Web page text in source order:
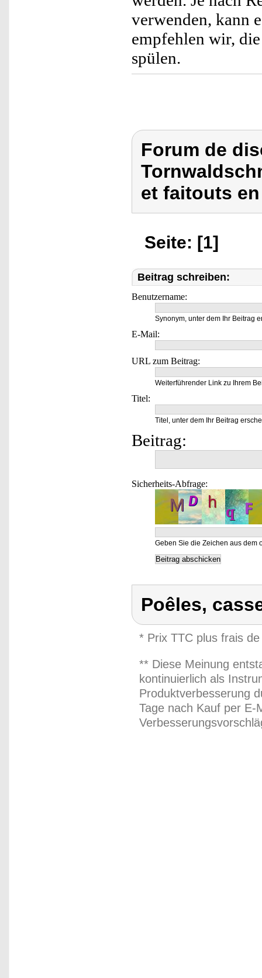
verwenden, kann
empfehlen wir,
spülen.
Forum de
et faitouts
Seite: [1]
Beitrag schreiben:
Benutzername:
Synonym, unter dem Ihr Beitrag
E-Mail:
URL zum Beitrag:
Weiterführender Link zu Ihrem
Titel:
Titel, unter dem Ihr Beitrag
Beitrag:
Sicherheits-Abfrage:
Geben Sie die Zeichen aus dem
Poêles,
* Prix TTC plus frais
** Diese Meinung
kontinuierlich als
Produktverbesserung
Tage nach Kauf per E-